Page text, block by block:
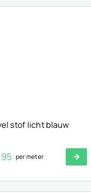
stof licht blauw
per meter